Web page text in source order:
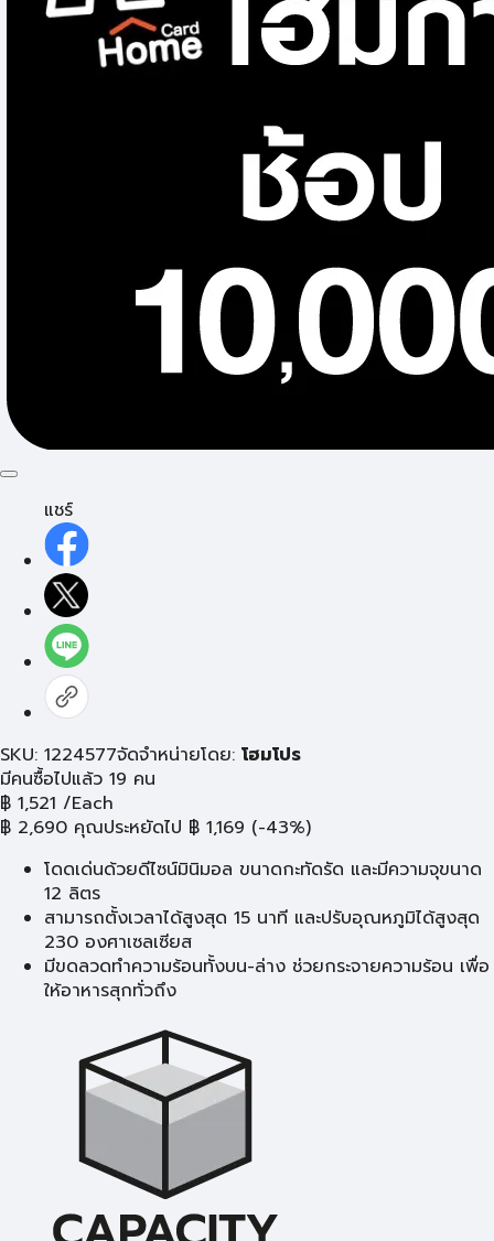
แชร์
SKU: 1224577จัดจำหน่ายโดย: โฮมโปร
มีคนซื้อไปแล้ว 19 คน
฿ 1,521 /Each
฿ 2,690 คุณประหยัดไป ฿ 1,169 (-43%)
โดดเด่นด้วยดีไซน์มินิมอล ขนาดกะทัดรัด และมีความจุขนาด
12 ลิตร
สามารถตั้งเวลาได้สูงสุด 15 นาที และปรับอุณหภูมิได้สูงสุด
230 องศาเซลเซียส
มีขดลวดทำความร้อนทั้งบน-ล่าง ช่วยกระจายความร้อน เพื่อ
ให้อาหารสุกทั่วถึง